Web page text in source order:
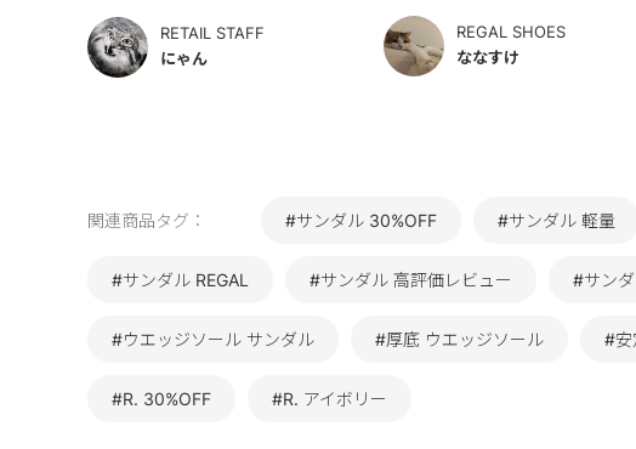
RETAIL STAFF
にゃん
REGAL SHOES
ななすけ
関連商品タグ： #サンダル 30%OFF #サンダル 軽量
#サンダル REGAL #サンダル 高評価レビュー #サン
#ウエッジソール サンダル #厚底 ウエッジソール #安
#R. 30%OFF #R. アイボリー